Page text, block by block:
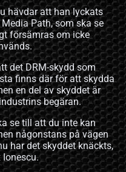
hävdar att han lyckats
Path, som ska se
försämras om icke
det DRM-skydd som
finns där för att skydda
en del av skyddet är
begäran.
se till att du inte kan
någonstans på vägen
har det skyddet knäckts,
Ionescu.